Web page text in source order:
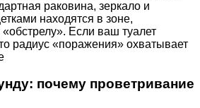
раковина, зеркало и
находятся в зоне,
Если ваш туалет
радиус «поражения» охватывает
почему проветривание